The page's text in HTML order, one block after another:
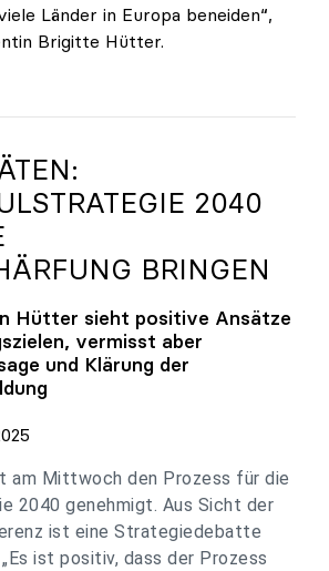
Länder in Europa beneiden“,
Brigitte Hütter.
Präsidenten Peter
2040
BRINGEN
Hütter sieht positive Ansätze
vermisst aber
und Klärung der
am Mittwoch den Prozess für die
2040 genehmigt. Aus Sicht der
ist eine Strategiedebatte
ist positiv, dass der Prozess